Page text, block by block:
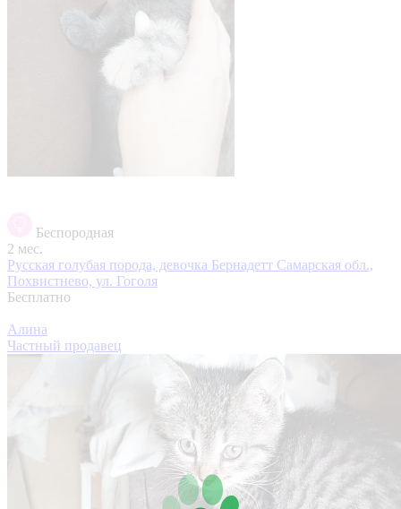
Беспородная
2 мес.
Русская голубая порода, девочка Бернадетт Самарская обл.,
Похвистнево, ул. Гоголя
Бесплатно
Алина
Частный продавец